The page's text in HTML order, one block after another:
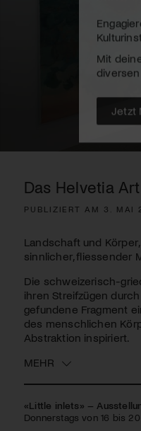
Das Helvetia
PUBLIZIERT AM 3. MAI
Landschaft und
sinnlicher, fliessender
Die schweizerisch-
ihren Streifzügen
gefundene Fragment
des menschlichen
Abstraktion inspiriert.
MEHR
«Little inlets» –
Donnerstags von 16 bis
Mit
Jetzt